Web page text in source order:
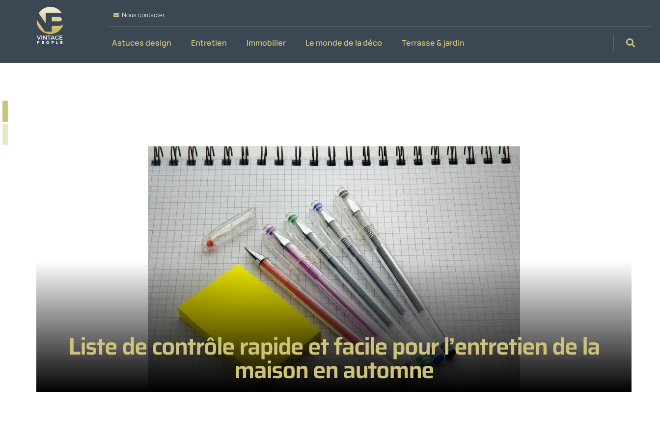
Nous contacter
Astuces design Entretien Immobilier Le monde de la déco Terrasse & jardin
Liste de contrôle rapide et facile pour l’entretien de la
maison en automne